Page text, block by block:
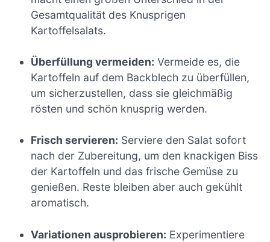
Gesamtqualität des Knusprigen
Kartoffelsalats.
Überfüllung vermeiden: Vermeide es, die
Kartoffeln auf dem Backblech zu überfüllen,
um sicherzustellen, dass sie gleichmäßig
rösten und schön knusprig werden.
Frisch servieren: Serviere den Salat sofort
nach der Zubereitung, um den knackigen Biss
der Kartoffeln und das frische Gemüse zu
genießen. Reste bleiben aber auch gekühlt
aromatisch.
Variationen ausprobieren: Experimentiere